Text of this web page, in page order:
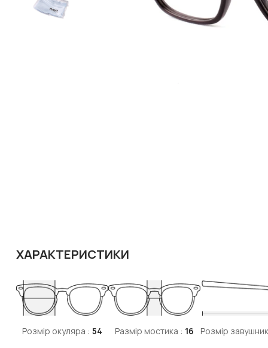
ХАРАКТЕРИСТИКИ
Розмір окуляра : 54 Размір мостика : 16 Розмір